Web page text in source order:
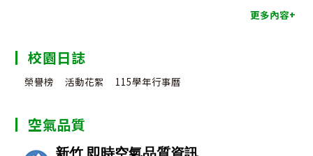
更多內容+
校園日誌
榮譽榜 活動花絮 115學年行事曆
空氣品質